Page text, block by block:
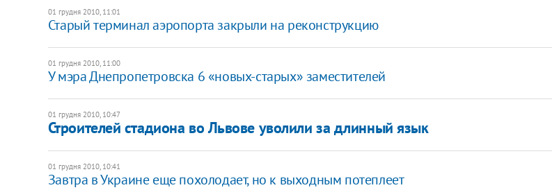
01 грудня 2010, 11:01
Старый терминал аэропорта закрыли на реконструкцию
01 грудня 2010, 11:00
У мэра Днепропетровска 6 «новых-старых» заместителей
01 грудня 2010, 10:47
Строителей стадиона во Львове уволили за длинный язык
01 грудня 2010, 10:41
Завтра в Украине еще похолодает, но к выходным потеплеет